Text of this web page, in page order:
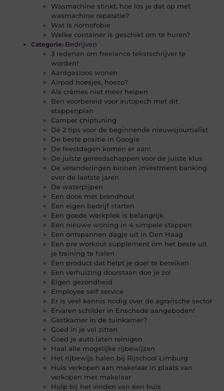
Wasmachine stinkt, hoe los je dat op met
wasmachine reparatie?
Wat is nomofobie
Welke container is geschikt om te huren?
Categorie: Bedrijven
3 redenen om freelance tekstschrijver te
worden!
Aardgasloos wonen
Airpod hoesjes, hoezo?
Als crèmes niet meer helpen
Ben voorbereid voor autopech met dit
stappenplan
Camper chiptuning
Dé 2 tips voor de beginnende nieuwsjournalist
De beste positie in Google
De feestdagen komen er aan!
De juiste gereedschappen voor de juiste klus
De veranderingen binnen investment banking
over de laatste jaren
De waterpijpen
Een doos met brandhout
Een eigen bedrijf starten
Een goede werkplek is belangrijk
Een nieuwe woning in 4 simpele stappen
Een ontspannen dagje uit in Den Haag
Een pre workout supplement om het beste uit
je training te halen
Een product dat helpt je doel te bereiken
Een verhuizing doorstaan doe je zo!
Eigen gezondheid
Employee self service
Er is veel kennis nodig over de agrarische sector
Ervaren schilder in Enschede aangeboden!
Gastkamer in de tuinkamer?
Goed in je vel zitten
Goed je auto laten reinigen
Haal alle mogelijke rijbewijzen
Het rijbewijs halen bij Rijschool Limburg
Huis verkopen aan makelaar in plaats van
verkopen met makelaar
Hulp bij het vinden van een huis